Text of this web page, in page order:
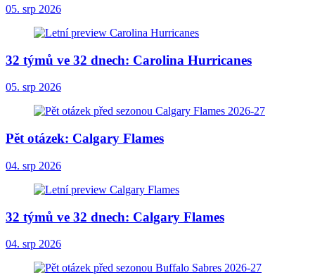
05. srp 2026
32 týmů ve 32 dnech: Carolina Hurricanes
05. srp 2026
Pět otázek: Calgary Flames
04. srp 2026
32 týmů ve 32 dnech: Calgary Flames
04. srp 2026